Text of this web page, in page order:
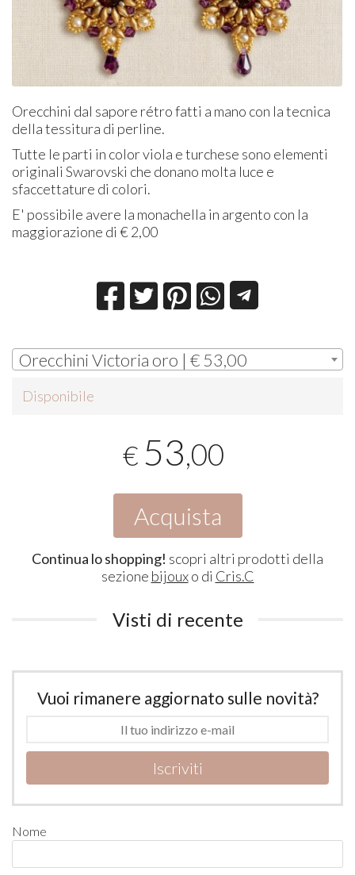
Orecchini dal sapore rétro fatti a mano con la tecnica
della tessitura di perline.
Tutte le parti in color viola e turchese sono elementi
originali Swarovski che donano molta luce e
sfaccettature di colori.
E' possibile avere la monachella in argento con la
maggiorazione di € 2,00
Orecchini Victoria oro | € 53,00
Disponibile
€ 53,00
Acquista
Continua lo shopping! scopri altri prodotti della
sezione bijouxo di Cris.C
Visti di recente
Vuoi rimanere aggiornato sulle novità?
Iscriviti
Nome